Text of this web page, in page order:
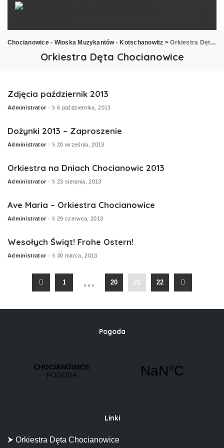
Chocianowice - Wioska Muzykantów - Kotschanowitz >Orkiestra Dęta Chocianowice
Orkiestra Dęta Chocianowice
Zdjęcia październik 2013
Posted
Administrator 6 października, 2013
Dożynki 2013 – Zaproszenie
Posted
Administrator 20 września, 2013
Orkiestra na Dniach Chocianowic 2013
Posted
Administrator 23 sierpnia, 2013
Ave Maria – Orkiestra Chocianowice
Posted
Administrator 29 czerwca, 2013
Wesołych Świąt! Frohe Ostern!
Posted
Administrator 30 marca, 2013
1 … 20 21 22
Pogoda
Linki
⮞ Orkiestra Dęta Chocianowice